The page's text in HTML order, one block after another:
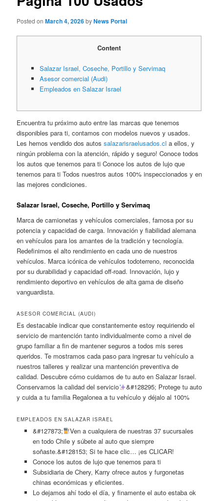
Posted onMarch 4, 2026byNews Portal
Content
Salazar Israel, Coseche, Portillo y Servimaq ​
Asesor comercial (Audi)
Empleados en Salazar Israel
Encuentra tu próximo auto entre las marcas que tenemos
disponibles para ti, contamos con modelos nuevos y usados.
Les hemos vendido dos autossalazarisraelusados.cl a ellos, y
ningún problema con la atención, rápido y seguro! Conoce todos
los autos que tenemos para ti Conoce los autos de lujo que
tenemos para ti Todos nuestros autos 100% inspeccionados y en
las mejores condiciones.
Salazar Israel, Coseche, Portillo y Servimaq ​
Marca de camionetas y vehículos comerciales, famosa por su
potencia y capacidad de carga. Innovación y fiabilidad alemana
en vehículos para los amantes de la tradición y tecnología.
Redefinimos el alto rendimiento en cada uno de nuestros
vehículos. Marca icónica de vehículos todoterreno, reconocida
por su durabilidad y capacidad off-road. Innovación, lujo y
rendimiento deportivo en vehículos de alta gama de diseño
vanguardista.
ASESOR COMERCIAL (AUDI)
Es destacable indicar que constantemente estoy requiriendo el
servicio de mantención tanto individualmente como a nivel de
grupo familiar a fin de mantener seguros a todos mis seres
queridos. Te mostramos cada paso para ingresar tu vehículo a
nuestros talleres y realizar una mantención preventiva de
calidad. Descubre cómo cuidamos de tu auto en Salazar Israel.
Conservamos la calidad del servicio
&#128295; Protege tu auto
y cuida a tu familia Regalonea a tu vehículo y déjalo al 100%
EMPLEADOS EN SALAZAR ISRAEL
&#127873;
Ven a cualquiera de nuestras 37 sucursales
en todo Chile y súbete al auto que siempre
soñaste.&#128153; Si te hace clic… ¡es CLICAR!
Conoce los autos de lujo que tenemos para ti
Subsidiaria de Chery, Karry ofrece autos y furgonetas
chinas económicas y eficientes.
Lo dejamos ahí todo el día, y finamente el auto estaba ok